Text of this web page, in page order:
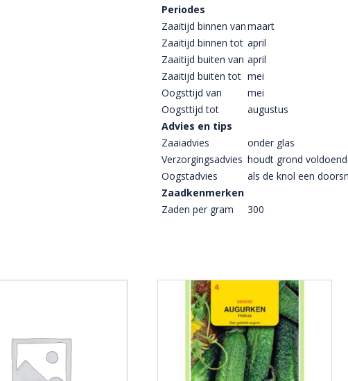
Periodes
Zaaitijd binnen vanmaart
Zaaitijd binnen tot april
Zaaitijd buiten van april
Zaaitijd buiten tot mei
Oogsttijd van
mei
Oogsttijd tot
augustus
Advies en tips
Zaaiadvies
onder glas
Verzorgingsadvies houdt grond
Oogstadvies
als de knol een
Zaadkenmerken
Zaden per gram
300